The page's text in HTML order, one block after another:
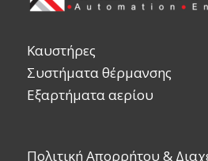
Καυστήρες
Συστήματα θέρμανσης
Εξαρτήματα αερίου
Πολιτική Απορρήτου &